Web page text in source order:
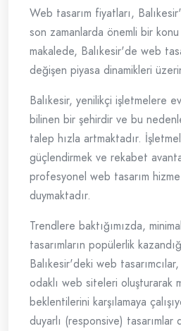
Web tasarım fiyatları,
son zamanlarda önemli bir
makalede, Balıkesir'de web
değişen piyasa dinamikleri
Balıkesir, yenilikçi işletmelere
bilinen bir şehirdir ve bu
talep hızla artmaktadır.
güçlendirmek ve rekabet
profesyonel web tasarım
duymaktadır.
Trendlere baktığımızda,
tasarımların popülerlik
Balıkesir'deki web
odaklı web siteleri oluşturarak
beklentilerini karşılamaya
duyarlı (responsive) tasarımlar